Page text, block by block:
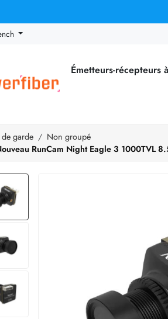
Émetteurs-récepteurs
garde
Non groupé
RunCam Night Eagle 3 1000TVL